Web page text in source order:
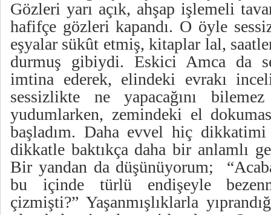
Gözleri yarı açık, ahşap işlemeli
hafifçe gözleri kapandı. O öyle
eşyalar sükût etmiş, kitaplar lal,
durmuş gibiydi. Eskici Amca da
imtina ederek, elindeki evrakı
sessizlikte ne yapacağını
yudumlarken, zemindeki el
başladım. Daha evvel hiç
dikkatle baktıkça daha bir anlamlı
Bir yandan da düşünüyorum;
bu içinde türlü endişeyle
çizmişti?” Yaşanmışlıklarla